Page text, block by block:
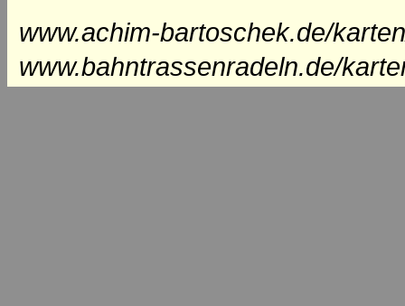
www.achim-bartoschek.de/
www.bahntrassenradeln.de/